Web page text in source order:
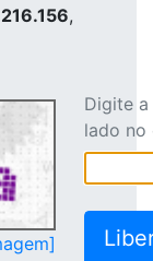
,
Digite
lado no